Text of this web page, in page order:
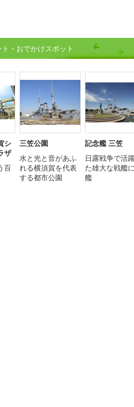
・おでかけスポット
シ
ザ
百
三笠公園
水と光と音があふ
れる横須賀を代表
する都市公園
記念艦 三笠
日露戦争で活
た雄大な戦艦
艦